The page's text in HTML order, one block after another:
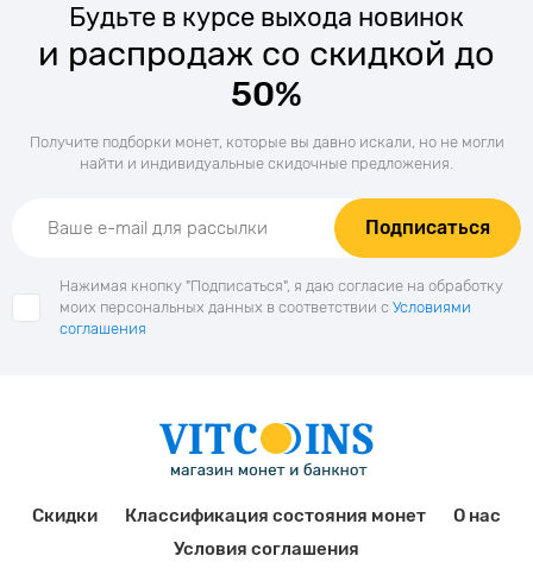
Будьте в курсе выхода новинок
и распродаж со скидкой до
50%
Получите подборки монет, которые вы давно искали, но не могли
найти и индивидуальные скидочные предложения.
Подписаться
Нажимая кнопку "Подписаться", я даю согласие на обработку
моих персональных данных в соответствии с Условиями
соглашения
Скидки Классификация состояния монет
О нас
Условия соглашения